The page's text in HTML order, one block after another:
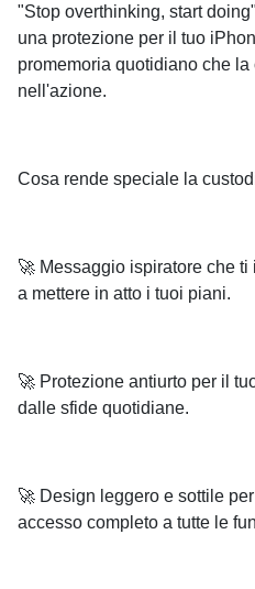
"Stop overthinking, start
una protezione per il tuo
promemoria quotidiano che
nell'azione.
Cosa rende speciale la
🚀 Messaggio ispiratore che
a mettere in atto i tuoi piani.
🚀 Protezione antiurto per il
dalle sfide quotidiane.
🚀 Design leggero e sottile
accesso completo a tutte le